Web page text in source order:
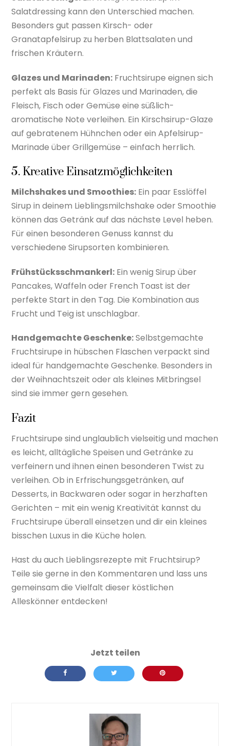
Salatdressing kann den Unterschied machen.
Besonders gut passen Kirsch- oder
Granatapfelsirup zu herben Blattsalaten und
frischen Kräutern.
Glazes und Marinaden: Fruchtsirupe eignen sich
perfekt als Basis für Glazes und Marinaden, die
Fleisch, Fisch oder Gemüse eine süßlich-
aromatische Note verleihen. Ein Kirschsirup-Glaze
auf gebratenem Hühnchen oder ein Apfelsirup-
Marinade über Grillgemüse – einfach herrlich.
5. Kreative Einsatzmöglichkeiten
Milchshakes und Smoothies: Ein paar Esslöffel
Sirup in deinem Lieblingsmilchshake oder Smoothie
können das Getränk auf das nächste Level heben.
Für einen besonderen Genuss kannst du
verschiedene Sirupsorten kombinieren.
Frühstücksschmankerl: Ein wenig Sirup über
Pancakes, Waffeln oder French Toast ist der
perfekte Start in den Tag. Die Kombination aus
Frucht und Teig ist unschlagbar.
Handgemachte Geschenke:Selbstgemachte
Fruchtsirupe in hübschen Flaschen verpackt sind
ideal für handgemachte Geschenke. Besonders in
der Weihnachtszeit oder als kleines Mitbringsel
sind sie immer gern gesehen.
Fazit
Fruchtsirupe sind unglaublich vielseitig und machen
es leicht, alltägliche Speisen und Getränke zu
verfeinern und ihnen einen besonderen Twist zu
verleihen. Ob in Erfrischungsgetränken, auf
Desserts, in Backwaren oder sogar in herzhaften
Gerichten – mit ein wenig Kreativität kannst du
Fruchtsirupe überall einsetzen und dir ein kleines
bisschen Luxus in die Küche holen.
Hast du auch Lieblingsrezepte mit Fruchtsirup?
Teile sie gerne in den Kommentaren und lass uns
gemeinsam die Vielfalt dieser köstlichen
Alleskönner entdecken!